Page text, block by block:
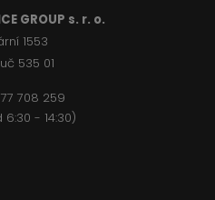
GROUP s. r. o.
1553
535 01
708 259
6:30 - 14:30)